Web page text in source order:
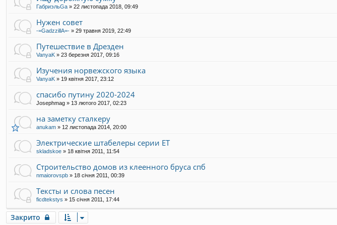
ГабриэльGa » 22 листопада 2018, 09:49
Нужен совет
-=GadzzillA=- » 29 травня 2019, 22:49
Путешествие в Дрезден
VanyaK » 23 березня 2017, 09:16
Изучения норвежского языка
VanyaK » 19 квітня 2017, 23:12
спасибо путину 2020-2024
Josephmag » 13 лютого 2017, 02:23
на заметку сталкеру
anukam » 12 листопада 2014, 20:00
Электрические штабелеры серии ET
skladskoe » 18 квітня 2011, 11:54
Строительство домов из клеенного бруса спб
nmaiorovspb » 18 січня 2011, 00:39
Тексты и слова песен
ficdtekstys » 15 січня 2011, 17:44
Закрито